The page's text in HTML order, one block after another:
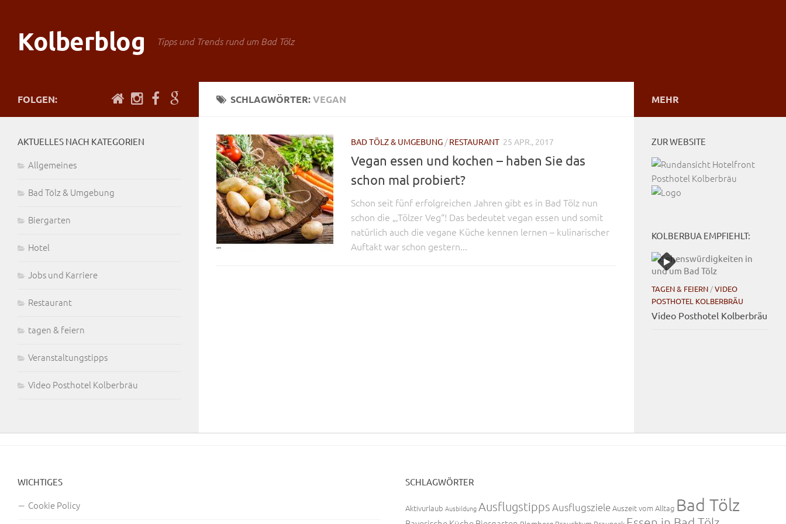
Kolberblog Tipps und Trends rund um Bad Tölz
SCHLAGWÖRTER:VEGAN
BAD TÖLZ & UMGEBUNG /RESTAURANT 25 APR., 2017
Vegan essen und kochen – haben Sie das
schon mal probiert?
Schon seit fünf erfolgreichen Jahren gibt es in Bad Tölz nun
schon die „‚Tölzer Veg“! Das bedeutet vegan essen und somit
natürlich auch die vegane Küche kennen lernen – kulinarischer
Auftakt war schon gestern...
FOLGEN:
AKTUELLES NACH KATEGORIEN
Allgemeines
Bad Tölz & Umgebung
Biergarten
Hotel
Jobs und Karriere
Restaurant
tagen & feiern
Veranstaltungstipps
Video Posthotel Kolberbräu
MEHR
ZUR WEBSITE
KOLBERBUA EMPFIEHLT:
TAGEN & FEIERN /VIDEO
POSTHOTEL KOLBERBRÄU
Video Posthotel Kolberbräu
WICHTIGES
Cookie Policy
SCHLAGWÖRTER
Aktivurlaub Ausbildung AusflugstippsAusflugszieleAuszeit vom Alltag Bad Tölz